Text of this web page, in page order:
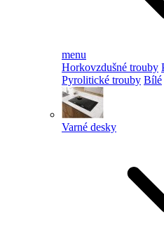
menu
Horkovzdušné trouby
Pyrolitické trouby Bílé
Varné desky